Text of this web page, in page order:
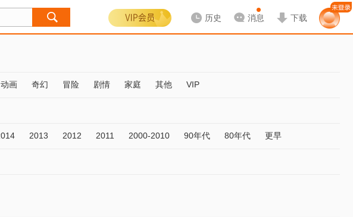
历史 消息 下载
动画 奇幻 冒险 剧情 家庭 其他 VIP
2013 2012 2011 2000-2010 90年代 80年代 更早